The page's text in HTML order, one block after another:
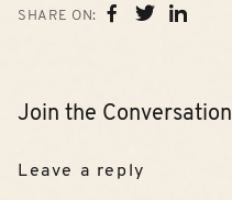
SHARE ON:
Join the Conversation
Leave a reply